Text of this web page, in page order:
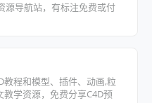
源导航站，有标注免费或付
教程和模型、插件、动画,粒
学资源，免费分享C4D预